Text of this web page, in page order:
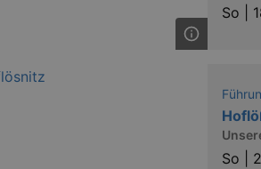
So |
So |